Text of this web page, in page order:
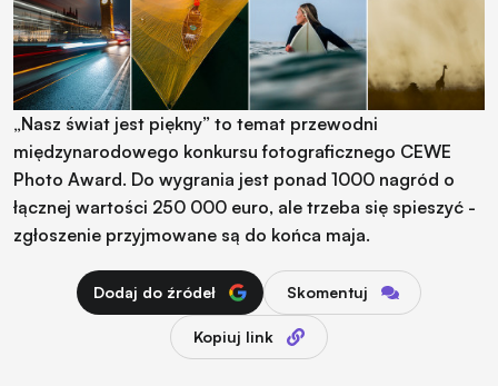
„Nasz świat jest piękny” to temat przewodni
międzynarodowego konkursu fotograficznego CEWE
Photo Award. Do wygrania jest ponad 1000 nagród o
łącznej wartości 250 000 euro, ale trzeba się spieszyć -
zgłoszenie przyjmowane są do końca maja.
Dodaj do źródeł Skomentuj
Kopiuj link